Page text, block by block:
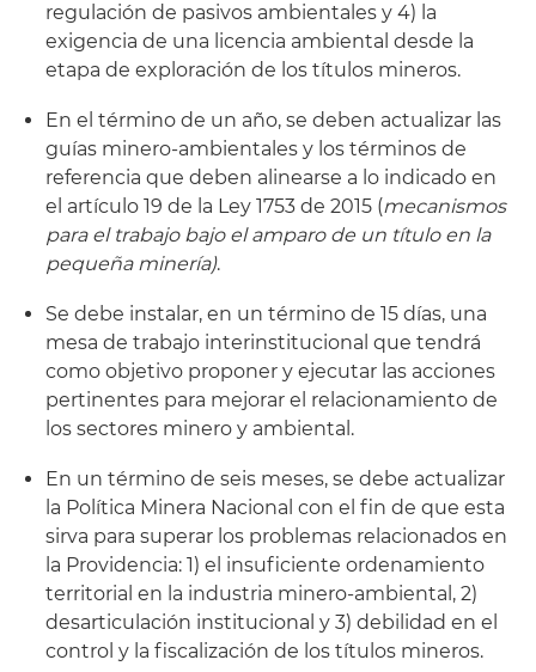
regulación de pasivos ambientales y 4) la
exigencia de una licencia ambiental desde la
etapa de exploración de los títulos mineros.
En el término de un año, se deben actualizar las
guías minero-ambientales y los términos de
referencia que deben alinearse a lo indicado en
el artículo 19 de la Ley 1753 de 2015 (mecanismos
para el trabajo bajo el amparo de un título en la
pequeña minería).
Se debe instalar, en un término de 15 días, una
mesa de trabajo interinstitucional que tendrá
como objetivo proponer y ejecutar las acciones
pertinentes para mejorar el relacionamiento de
los sectores minero y ambiental.
En un término de seis meses, se debe actualizar
la Política Minera Nacional con el fin de que esta
sirva para superar los problemas relacionados en
la Providencia: 1) el insuficiente ordenamiento
territorial en la industria minero-ambiental, 2)
desarticulación institucional y 3) debilidad en el
control y la fiscalización de los títulos mineros.